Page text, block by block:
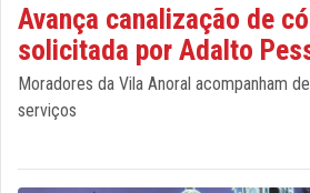
Avança canalização de
solicitada por Adalto
Moradores da Vila Anoral acompanham
serviços